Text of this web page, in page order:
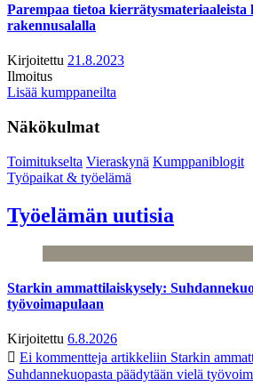
Parempaa tietoa kierrätysmateriaaleista
rakennusalalla
Kirjoitettu 21.8.2023
Ilmoitus
Lisää kumppaneilta
Näkökulmat
Toimitukselta Vieraskynä Kumppaniblogit
Työpaikat & työelämä
Työelämän uutisia
Starkin ammattilaiskysely:
työvoimapulaan
Kirjoitettu 6.8.2026
Ei kommentteja artikkeliin Starkin
Suhdannekuopasta päädytään vielä